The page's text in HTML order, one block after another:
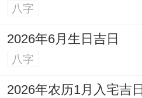
八字
2026年6月生日吉日
八字
2026年农历1月入宅吉